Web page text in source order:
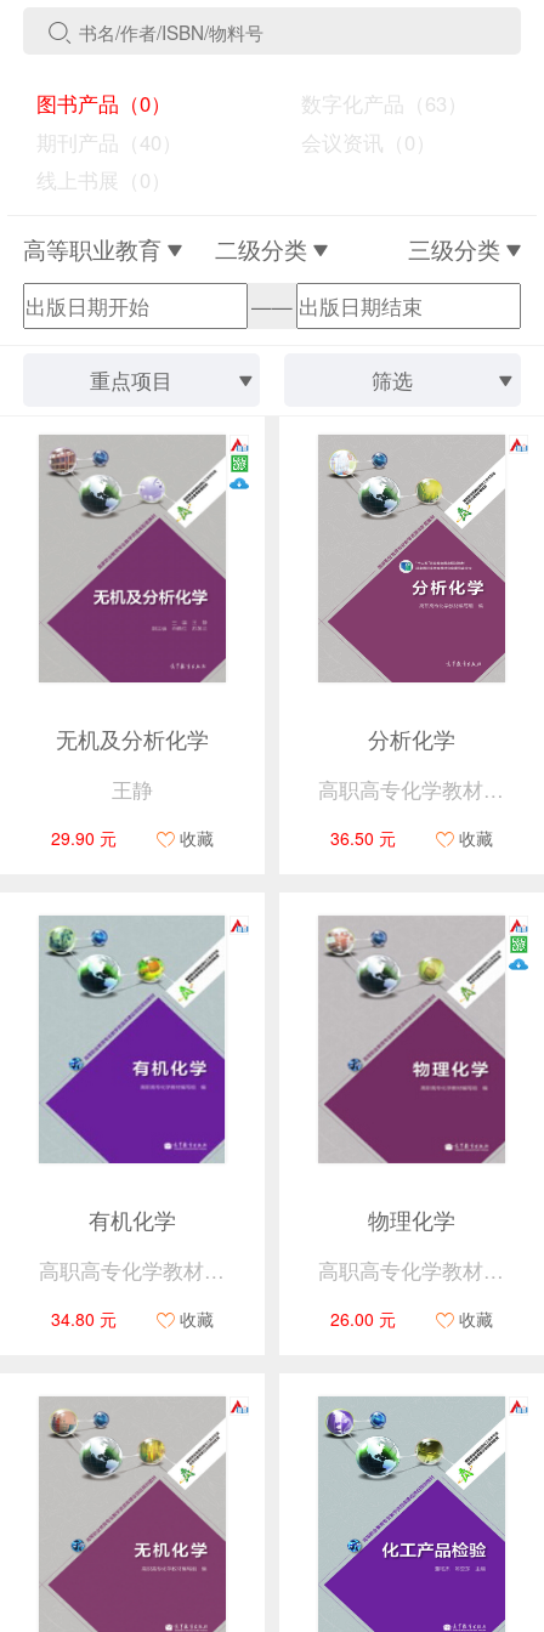
图书产品（0）
数字化产品（63）
期刊产品（40）
会议资讯（0）
线上书展（0）
高等职业教育 二级分类 三级分类
——
重点项目 筛选
无机及分析化学
王静
29.90 元 收藏
分析化学
高职高专化学教材编写组
36.50 元 收藏
有机化学
高职高专化学教材编写组
34.80 元 收藏
物理化学
高职高专化学教材编写组
26.00 元 收藏